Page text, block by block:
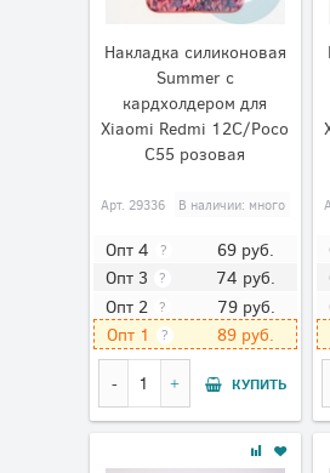
Накладка силиконовая
Summer с
кардхолдером для
Xiaomi Redmi 12C/Poco
C55 розовая
Арт. 29336 В наличии: много
Опт 4 ? 69 руб.
Опт 3 ? 74 руб.
Опт 2 ? 79 руб.
Опт 1 ? 89 руб.
КУПИТЬ